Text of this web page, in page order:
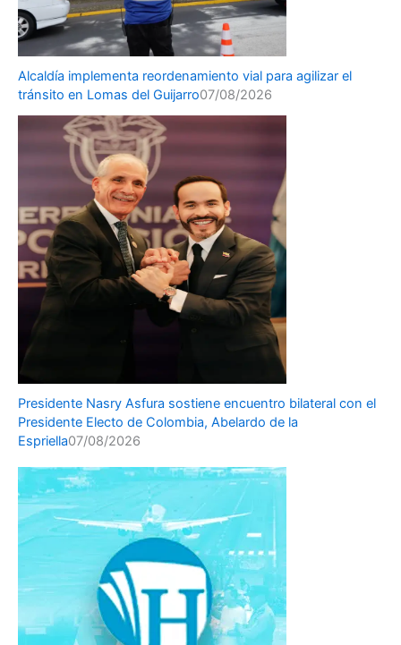
Alcaldía implementa reordenamiento vial para agilizar el
tránsito en Lomas del Guijarro07/08/2026
Presidente Nasry Asfura sostiene encuentro bilateral con el
Presidente Electo de Colombia, Abelardo de la
Espriella07/08/2026